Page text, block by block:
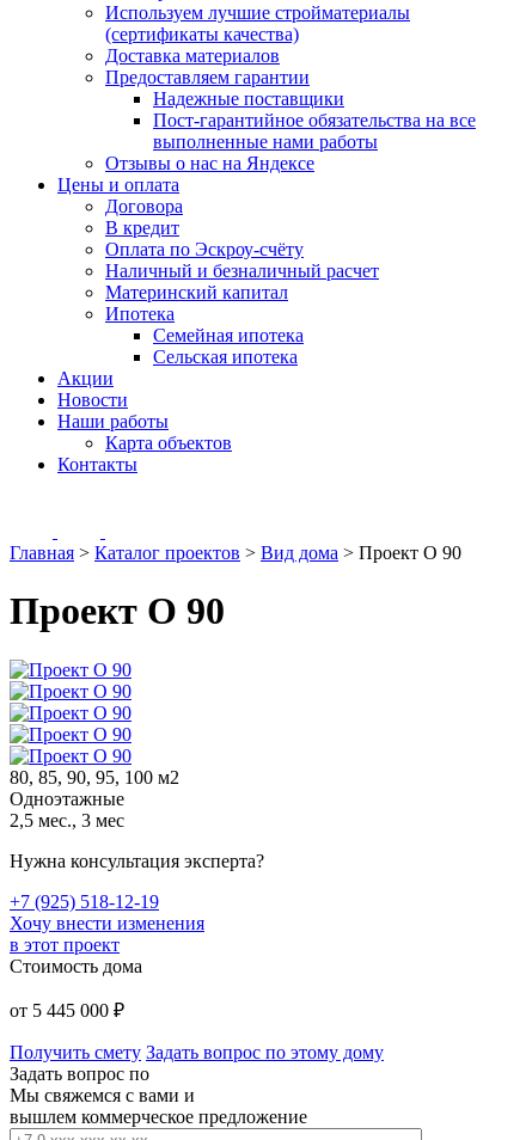
Используем лучшие стройматериалы
(сертификаты качества)
Доставка материалов
Предоставляем гарантии
Надежные поставщики
Пост-гарантийное обязательства на все
выполненные нами работы
Отзывы о нас на Яндексе
Цены и оплата
Договора
В кредит
Оплата по Эскроу-счёту
Наличный и безналичный расчет
Материнский капитал
Ипотека
Семейная ипотека
Сельская ипотека
Акции
Новости
Наши работы
Карта объектов
Контакты
Главная > Каталог проектов > Вид дома > Проект О 90
Проект О 90
80, 85, 90, 95, 100 м2
Одноэтажные
2,5 мес., 3 мес
Нужна консультация эксперта?
+7 (925) 518-12-19
Хочу внести изменения
в этот проект
Стоимость дома
от 5 445 000 ₽
Получить смету Задать вопрос по этому дому
Задать вопрос по
Мы свяжемся с вами и
вышлем коммерческое предложение